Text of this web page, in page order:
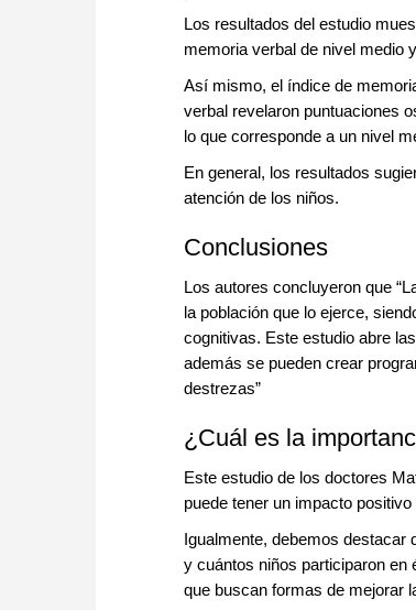
Los resultados del estudio
memoria verbal de nivel medio
Así mismo, el índice de
verbal revelaron puntuaciones
lo que corresponde a un nivel
En general, los resultados
atención de los niños.
Conclusiones
Los autores concluyeron que
la población que lo ejerce,
cognitivas. Este estudio abre
además se pueden crear
destrezas”
¿Cuál es la
Este estudio de los doctores
puede tener un impacto
Igualmente, debemos destacar
y cuántos niños participaron en
que buscan formas de mejorar